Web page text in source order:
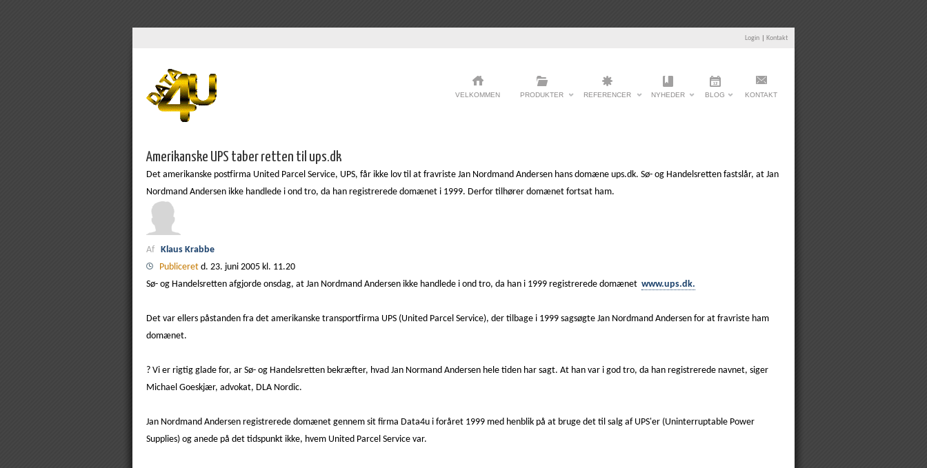
Login Kontakt
VELKOMMEN PRODUKTER REFERENCER NYHEDER BLOG KONTAKT
Amerikanske UPS taber retten til ups.dk
Det amerikanske postfirma United Parcel Service, UPS, får ikke lov til at fravriste Jan Nordmand Andersen hans domæne ups.dk. Sø- og Handelsretten fastslår, at Jan
Nordmand Andersen ikke handlede i ond tro, da han registrerede domænet i 1999. Derfor tilhører domænet fortsat ham.
Af Klaus Krabbe
Publiceret d. 23. juni 2005 kl. 11.20
Sø- og Handelsretten afgjorde onsdag, at Jan Nordmand Andersen ikke handlede i ond tro, da han i 1999 registrerede domænet www.ups.dk.
Det var ellers påstanden fra det amerikanske transportfirma UPS (United Parcel Service), der tilbage i 1999 sagsøgte Jan Nordmand Andersen for at fravriste ham
domænet.
? Vi er rigtig glade for, ar Sø- og Handelsretten bekræfter, hvad Jan Normand Andersen hele tiden har sagt. At han var i god tro, da han registrerede navnet, siger
Michael Goeskjær, advokat, DLA Nordic.
Jan Nordmand Andersen registrerede domænet gennem sit firma Data4u i foråret 1999 med henblik på at bruge det til salg af UPS'er (Uninterruptable Power
Supplies) og anede på det tidspunkt ikke, hvem United Parcel Service var.